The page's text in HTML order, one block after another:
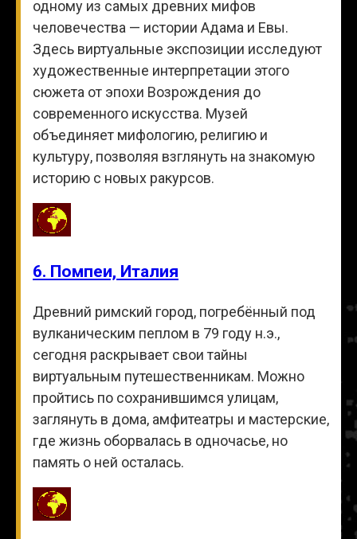
одному из самых древних мифов
человечества — истории Адама и Евы.
Здесь виртуальные экспозиции исследуют
художественные интерпретации этого
сюжета от эпохи Возрождения до
современного искусства. Музей
объединяет мифологию, религию и
культуру, позволяя взглянуть на знакомую
историю с новых ракурсов.
6. Помпеи, Италия
Древний римский город, погребённый под
вулканическим пеплом в 79 году н.э.,
сегодня раскрывает свои тайны
виртуальным путешественникам. Можно
пройтись по сохранившимся улицам,
заглянуть в дома, амфитеатры и мастерские,
где жизнь оборвалась в одночасье, но
память о ней осталась.